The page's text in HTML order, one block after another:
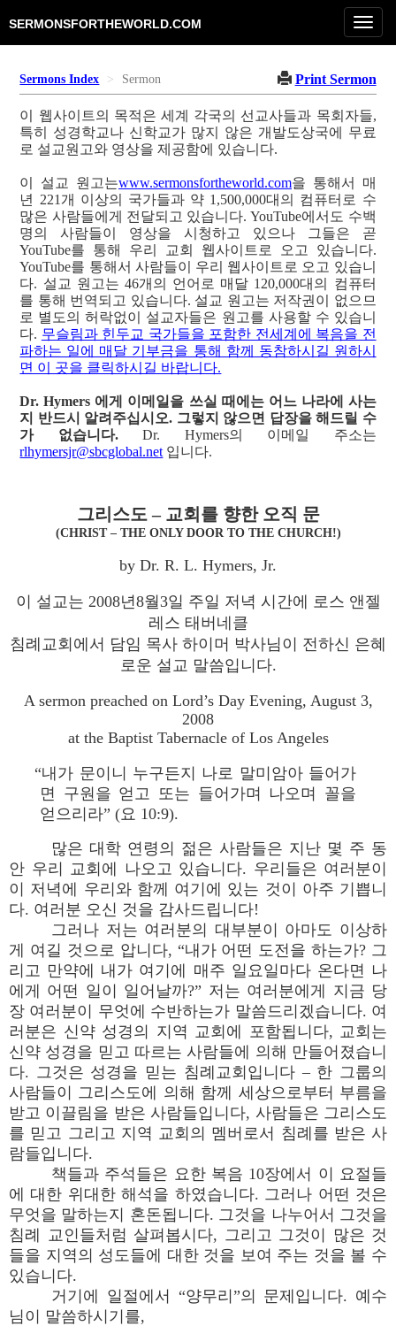
SERMONSFORTHEWORLD.COM
Sermons Index Sermon Print Sermon
이 웹사이트의 목적은 세계 각국의 선교사들과 목회자들,
특히 성경학교나 신학교가 많지 않은 개발도상국에 무료
로 설교원고와 영상을 제공함에 있습니다.
이 설교 원고는www.sermonsfortheworld.com을 통해서 매
년 221개 이상의 국가들과 약 1,500,000대의 컴퓨터로 수
많은 사람들에게 전달되고 있습니다. YouTube에서도 수백
명의 사람들이 영상을 시청하고 있으나 그들은 곧
YouTube를 통해 우리 교회 웹사이트로 오고 있습니다.
YouTube를 통해서 사람들이 우리 웹사이트로 오고 있습니
다. 설교 원고는 46개의 언어로 매달 120,000대의 컴퓨터
를 통해 번역되고 있습니다. 설교 원고는 저작권이 없으므
로 별도의 허락없이 설교자들은 원고를 사용할 수 있습니
다. 무슬림과 힌두교 국가들을 포함한 전세계에 복음을 전
파하는 일에 매달 기부금을 통해 함께 동참하시길 원하시
면 이 곳을 클릭하시길 바랍니다.
Dr. Hymers 에게 이메일을 쓰실 때에는 어느 나라에 사는
지 반드시 알려주십시오. 그렇지 않으면 답장을 해드릴 수
가 없습니다.Dr. Hymers의 이메일 주소는
rlhymersjr@sbcglobal.net 입니다.
그리스도 – 교회를 향한 오직 문
(CHRIST – THE ONLY DOOR TO THE CHURCH!)
by Dr. R. L. Hymers, Jr.
이 설교는 2008년8월3일 주일 저녁 시간에 로스 앤젤
레스 태버네클
침례교회에서 담임 목사 하이머 박사님이 전하신 은혜
로운 설교 말씀입니다.
A sermon preached on Lord’s Day Evening, August 3,
2008
at the Baptist Tabernacle of Los Angeles
“내가 문이니 누구든지 나로 말미암아 들어가
면 구원을 얻고 또는 들어가며 나오며 꼴을
얻으리라” (요 10:9).
많은 대학 연령의 젊은 사람들은 지난 몇 주 동
안 우리 교회에 나오고 있습니다. 우리들은 여러분이
이 저녁에 우리와 함께 여기에 있는 것이 아주 기쁩니
다. 여러분 오신 것을 감사드립니다!
그러나 저는 여러분의 대부분이 아마도 이상하
게 여길 것으로 압니다, “내가 어떤 도전을 하는가? 그
리고 만약에 내가 여기에 매주 일요일마다 온다면 나
에게 어떤 일이 일어날까?” 저는 여러분에게 지금 당
장 여러분이 무엇에 수반하는가 말씀드리겠습니다. 여
러분은 신약 성경의 지역 교회에 포함됩니다, 교회는
신약 성경을 믿고 따르는 사람들에 의해 만들어졌습니
다. 그것은 성경을 믿는 침례교회입니다 – 한 그룹의
사람들이 그리스도에 의해 함께 세상으로부터 부름을
받고 이끌림을 받은 사람들입니다, 사람들은 그리스도
를 믿고 그리고 지역 교회의 멤버로서 침례를 받은 사
람들입니다.
책들과 주석들은 요한 복음 10장에서 이 요절들
에 대한 위대한 해석을 하였습니다. 그러나 어떤 것은
무엇을 말하는지 혼돈됩니다. 그것을 나누어서 그것을
침례 교인들처럼 살펴봅시다, 그리고 그것이 많은 것
들을 지역의 성도들에 대한 것을 보여 주는 것을 볼 수
있습니다.
거기에 일절에서 “양무리”의 문제입니다. 예수
님이 말씀하시기를,